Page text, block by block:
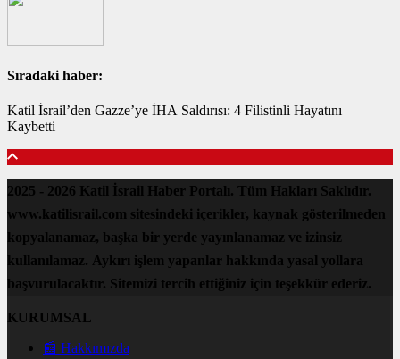
Sıradaki haber:
Katil İsrail’den Gazze’ye İHA Saldırısı: 4 Filistinli Hayatını
Kaybetti
2025 - 2026 Katil İsrail Haber Portalı. Tüm Hakları Saklıdır.
www.katilisrail.com sitesindeki içerikler, kaynak gösterilmeden
kopyalanamaz, başka bir yerde yayınlanamaz ve izinsiz
kullanılamaz. Aykırı işlem yapanlar hakkında yasal yollara
başvurulacaktır. Sitemizi tercih ettiğiniz için teşekkür ederiz.
KURUMSAL
📰 Hakkımızda